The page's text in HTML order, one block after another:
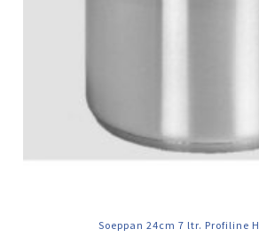
Soeppan 24cm 7 ltr. Profiline